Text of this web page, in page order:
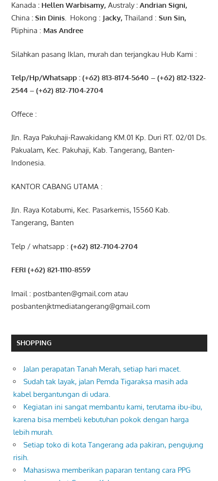
Kanada : Hellen Warbisamy, Australy: Andrian Signi,
China : Sin Dinis. Hokong : Jacky, Thailand : Sun Sin,
Pliphina : Mas Andree
Silahkan pasang Iklan, murah dan terjangkau Hub Kami :
Telp/Hp/Whatsapp : (+62) 813-8174-5640 – (+62) 812-1322-
2544– (+62) 812-7104-2704
Offece :
Jln. Raya Pakuhaji-Rawakidang KM.01 Kp. Duri RT. 02/01 Ds.
Pakualam, Kec. Pakuhaji, Kab. Tangerang, Banten-
Indonesia.
KANTOR CABANG UTAMA :
Jln. Raya Kotabumi, Kec. Pasarkemis, 15560 Kab.
Tangerang, Banten
Telp / whatsapp : (+62) 812-7104-2704
FERI (+62) 821-1110-8559
Imail : postbanten@gmail.com atau
posbantenjktmediatangerang@gmail.com
SHOPPING
Jalan perapatan Tanah Merah, setiap hari macet.
Sudah tak layak, jalan Pemda Tigaraksa masih ada
kabel bergantungan di udara.
Kegiatan ini sangat membantu kami, terutama ibu-ibu,
karena bisa membeli kebutuhan pokok dengan harga
lebih murah.
Setiap toko di kota Tangerang ada pakiran, pengujung
risih.
Mahasiswa memberikan paparan tentang cara PPG